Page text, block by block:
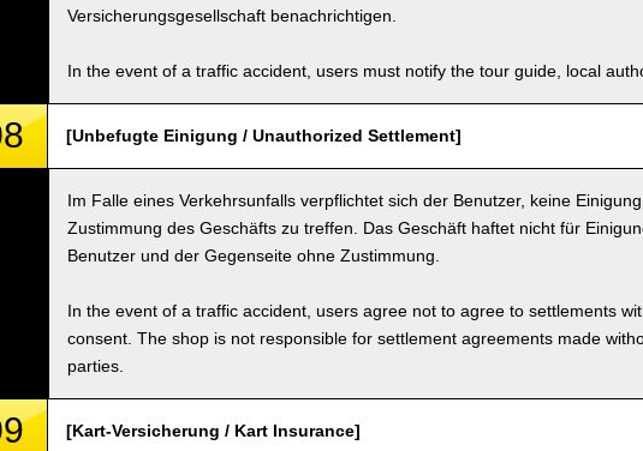
Versicherungsgesellschaft benachrichtigen.
In the event of a traffic accident, users must notify the tour guide, local
[Unbefugte Einigung / Unauthorized Settlement]
Im Falle eines Verkehrsunfalls verpflichtet sich der Benutzer, keine
Zustimmung des Geschäfts zu treffen. Das Geschäft haftet nicht für
Benutzer und der Gegenseite ohne Zustimmung.
In the event of a traffic accident, users agree not to agree to settlements
consent. The shop is not responsible for settlement agreements made
parties.
[Kart-Versicherung / Kart Insurance]